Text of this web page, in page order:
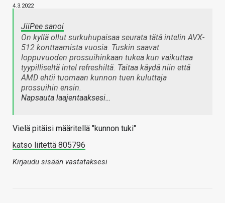
4.3.2022
JiiPee sanoi
On kyllä ollut surkuhupaisaa seurata tätä intelin AVX-
512 konttaamista vuosia. Tuskin saavat
loppuvuoden prossuihinkaan tukea kun vaikuttaa
tyypilliseltä intel refreshiltä. Taitaa käydä niin että
AMD ehtii tuomaan kunnon tuen kuluttaja
prossuihin ensin.
Napsauta laajentaaksesi…
Vielä pitäisi määritellä "kunnon tuki"
katso liitettä 805796
Kirjaudu sisään vastataksesi